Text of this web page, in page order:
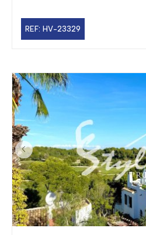
REF: HV-23329